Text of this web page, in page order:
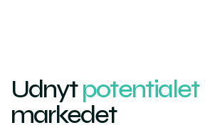
Udnytpotentialet
markedet